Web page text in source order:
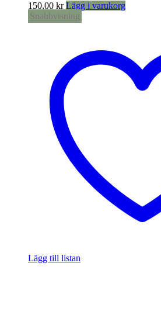
150,00 kr Lägg i varukorg
Snabbvisning
Lägg till listan